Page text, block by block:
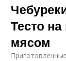
Тесто
мясом